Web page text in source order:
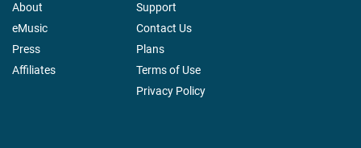
About
eMusic
Press
Affiliates
Support
Contact Us
Plans
Terms of Use
Privacy Policy